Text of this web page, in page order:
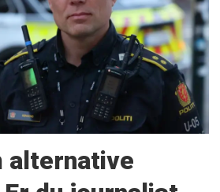
alternative